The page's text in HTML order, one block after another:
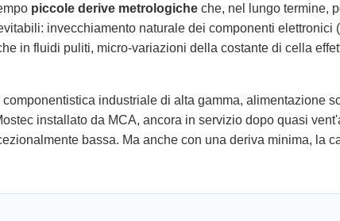
piccole derive metrologiche che, nel lungo termine,
invecchiamento naturale dei componenti elettronici
in fluidi puliti, micro-variazioni della costante di cella
industriale di alta gamma, alimentazione
installato da MCA, ancora in servizio dopo quasi
bassa. Ma anche con una deriva minima, la